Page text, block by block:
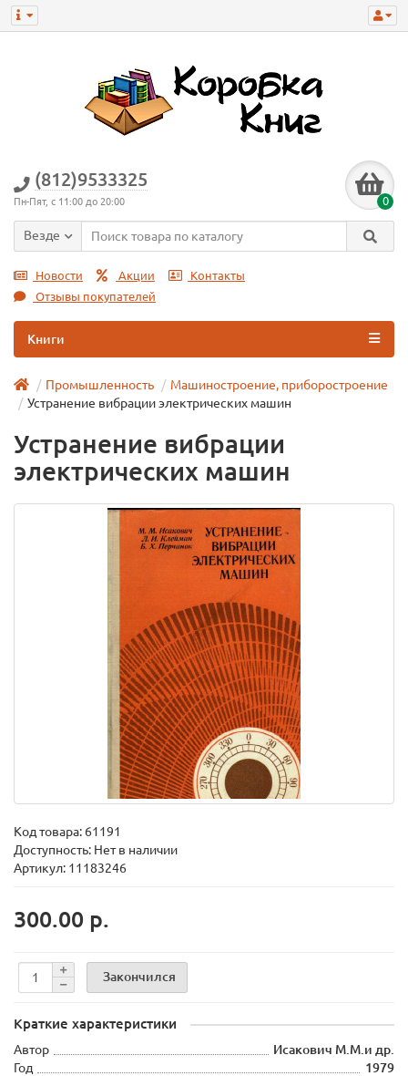
(812)9533325
Пн-Пят, с 11:00 до 20:00 0
Везде
Новости Акции
Контакты
Отзывы покупателей
Книги
Промышленность
Машиностроение, приборостроение
Устранение вибрации электрических машин
Устранение вибрации
электрических машин
Код товара: 61191
Доступность: Нет в наличии
Артикул: 11183246
300.00 р.
Закончился
Краткие характеристики
Автор
Исакович М.М.и др.
Год
1979